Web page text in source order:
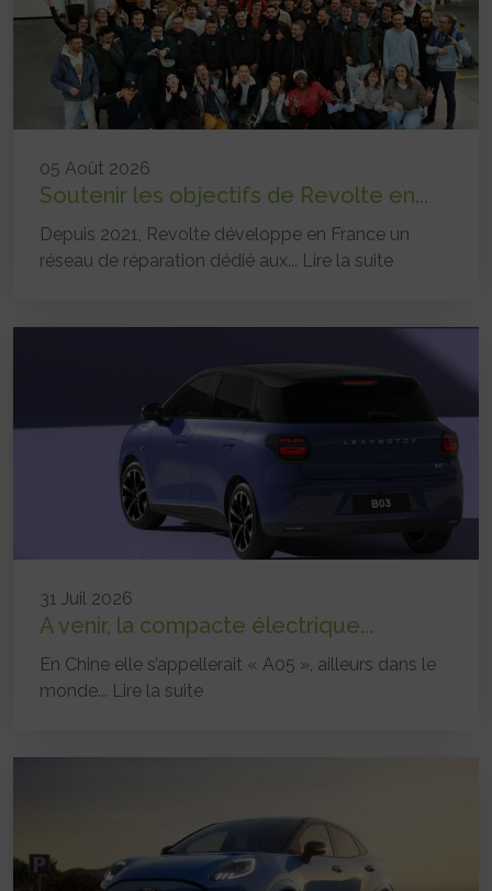
05 Août 2026
Soutenir les objectifs de Revolte en...
Depuis 2021, Revolte développe en France un
réseau de réparation dédié aux... Lire la suite
31 Juil 2026
A venir, la compacte électrique...
En Chine elle s’appellerait « A05 », ailleurs dans le
monde... Lire la suite